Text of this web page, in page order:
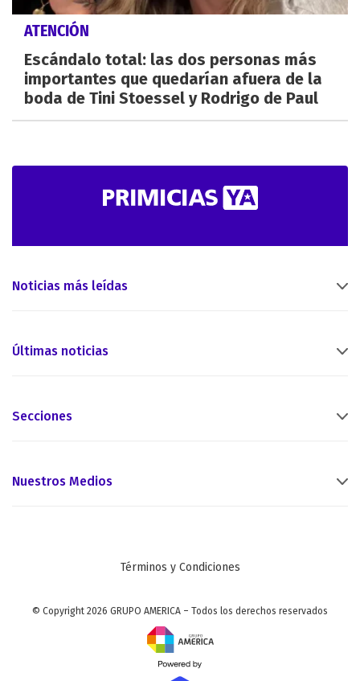
ATENCIÓN
Escándalo total: las dos personas más
importantes que quedarían afuera de la
boda de Tini Stoessel y Rodrigo de Paul
Noticias más leídas
Últimas noticias
Secciones
Nuestros Medios
Términos y Condiciones
© Copyright 2026 GRUPO AMERICA – Todos los derechos reservados